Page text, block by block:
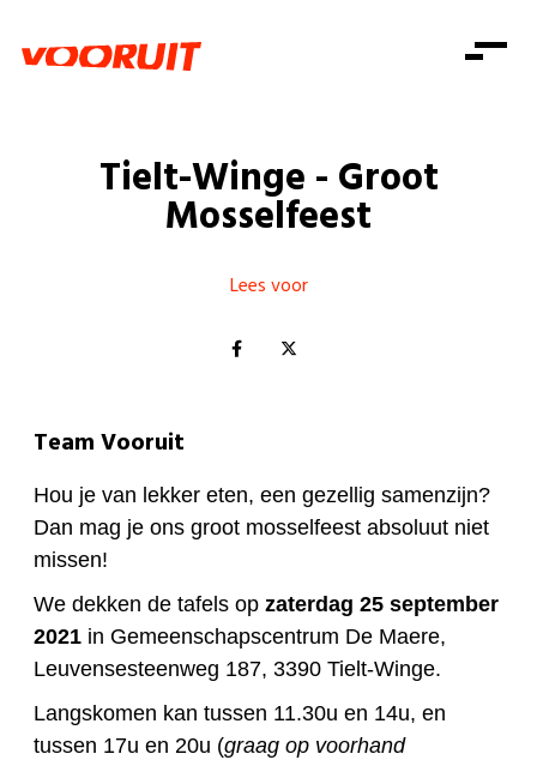
Zorg
Gelijke kansen
Welzijn
Consumentenbescherming
Kinderen en jongeren
Onze mensen
Standpunten
Vacatures
Doe mee
Doe mee
Word lid
Shop
Login
Tielt-Winge - Groot
Mosselfeest
Lees voor
Team Vooruit
Hou je van lekker eten, een gezellig samenzijn?
Dan mag je ons groot mosselfeest absoluut niet
missen!
We dekken de tafels op zaterdag 25 september
2021 in Gemeenschapscentrum De Maere,
Leuvensesteenweg 187, 3390 Tielt-Winge.
Langskomen kan tussen 11.30u en 14u, en
tussen 17u en 20u (graag op voorhand